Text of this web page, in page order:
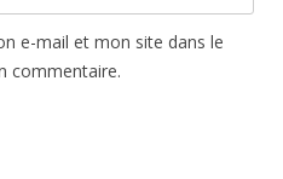
e-mail et mon site dans le
commentaire.